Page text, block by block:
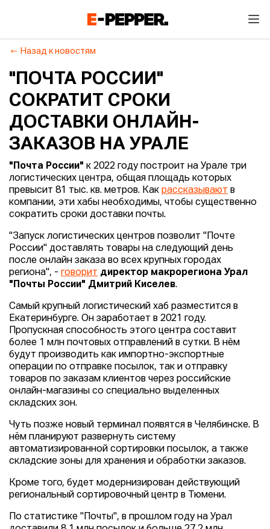
Назад к новостям
"ПОЧТА РОССИИ"
СОКРАТИТ СРОКИ
ДОСТАВКИ ОНЛАЙН-
ЗАКАЗОВ НА УРАЛЕ
"Почта России" к 2022 году построит на Урале три
логистических центра, общая площадь которых
превысит 81 тыс. кв. метров. Как рассказывают в
компании, эти хабы необходимы, чтобы существенно
сократить сроки доставки почты.
"Запуск логистических центров позволит "Почте
России" доставлять товары на следующий день
после онлайн заказа во всех крупных городах
региона", - говорит директор макрорегиона Урал
"Почты России" Дмитрий Киселев.
Самый крупный логистический хаб разместится в
Екатеринбурге. Он заработает в 2021 году.
Пропускная способность этого центра составит
более 1 млн почтовых отправлений в сутки. В нём
будут производить как импортно-экспортные
операции по отправке посылок, так и отправку
товаров по заказам клиентов через российские
онлайн-магазины со специально выделенных
складских зон.
Чуть позже новый терминал появятся в Челябинске. В
нём планируют развернуть систему
автоматизированной сортировки посылок, а также
складские зоны для хранения и обработки заказов.
Кроме того, будет модернизирован действующий
региональный сортировочный центр в Тюмени.
По статистике "Почты", в прошлом году на Урал